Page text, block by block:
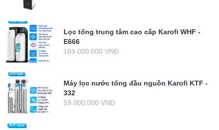
Lọc tổng trung tâm cao cấp Karofi WHF -
E666
169.000.000 VNĐ
Máy lọc nước tổng đầu nguồn Karofi KTF -
332
59.000.000 VNĐ